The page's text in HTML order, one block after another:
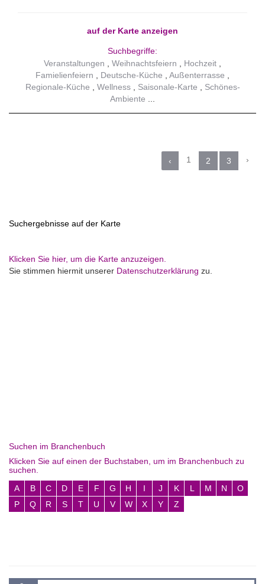
auf der Karte anzeigen
Suchbegriffe:
Veranstaltungen
Weihnachtsfeiern
Hochzeit
Famielienfeiern
Deutsche-Küche
Außenterrasse
Regionale-Küche
Wellness Saisonale-Karte
Schönes-
Ambiente
‹ 1 2 3 ›
Suchergebnisse auf der Karte
Klicken Sie hier, um die Karte anzuzeigen.
Sie stimmen hiermit unserer Datenschutzerklärung zu.
Suchen im Branchenbuch
Klicken Sie auf einen der Buchstaben, um im Branchenbuch zu
suchen.
A
B C D E F G H I J K L M N
O
P
Q R S T U V W X Y Z